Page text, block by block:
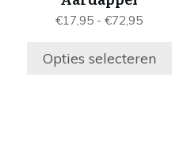
€17,95 - €72,95
tot
Opties selecteren
optie
kan
worden